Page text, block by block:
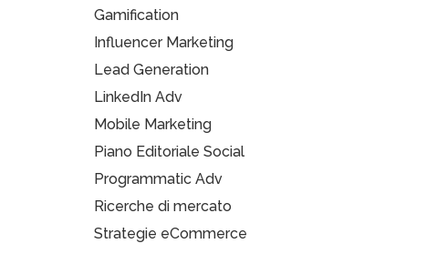
Gamification
Influencer Marketing
Lead Generation
LinkedIn Adv
Mobile Marketing
Piano Editoriale Social
Programmatic Adv
Ricerche di mercato
Strategie eCommerce